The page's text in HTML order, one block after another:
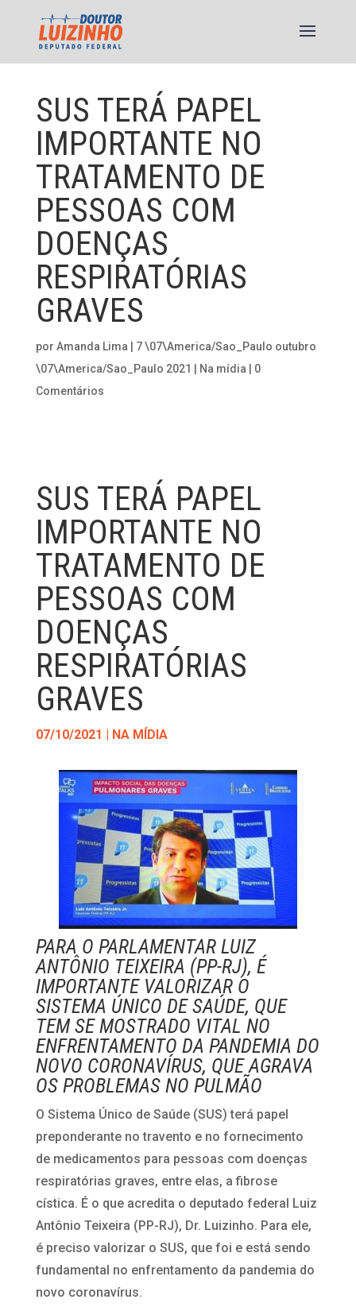
SUS TERÁ PAPEL
IMPORTANTE NO
TRATAMENTO DE
PESSOAS COM
DOENÇAS
RESPIRATÓRIAS
GRAVES
por Amanda Lima
7 \07\America/Sao_Paulo outubro
\07\America/Sao_Paulo 2021
Na mídia
0
Comentários
SUS TERÁ PAPEL
IMPORTANTE NO
TRATAMENTO DE
PESSOAS COM
DOENÇAS
RESPIRATÓRIAS
GRAVES
07/10/2021 | NA MÍDIA
PARA O PARLAMENTAR LUIZ
ANTÔNIO TEIXEIRA (PP-RJ), É
IMPORTANTE VALORIZAR O
SISTEMA ÚNICO DE SAÚDE, QUE
TEM SE MOSTRADO VITAL NO
ENFRENTAMENTO DA PANDEMIA DO
NOVO CORONAVÍRUS, QUE AGRAVA
OS PROBLEMAS NO PULMÃO
O Sistema Único de Saúde (SUS) terá papel
preponderante no travento e no fornecimento
de medicamentos para pessoas com doenças
respiratórias graves, entre elas, a fibrose
cística. É o que acredita o deputado federal Luiz
Antônio Teixeira (PP-RJ), Dr. Luizinho. Para ele,
é preciso valorizar o SUS, que foi e está sendo
fundamental no enfrentamento da pandemia do
novo coronavírus.